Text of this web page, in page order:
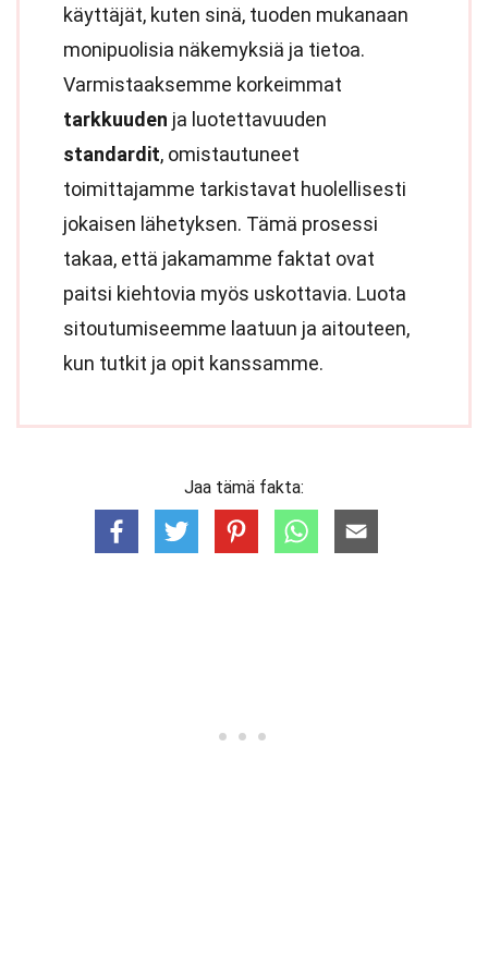
käyttäjät, kuten sinä, tuoden mukanaan
monipuolisia näkemyksiä ja tietoa.
Varmistaaksemme korkeimmat
tarkkuuden ja luotettavuuden
standardit, omistautuneet
toimittajamme tarkistavat huolellisesti
jokaisen lähetyksen. Tämä prosessi
takaa, että jakamamme faktat ovat
paitsi kiehtovia myös uskottavia. Luota
sitoutumiseemme laatuun ja aitouteen,
kun tutkit ja opit kanssamme.
Jaa tämä fakta: